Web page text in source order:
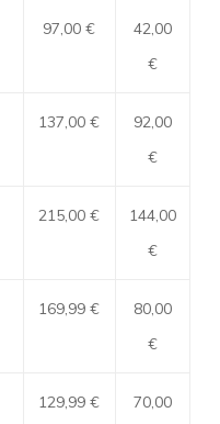
97,00 €
42,00
€
137,00 €
92,00
€
215,00 €
144,00
€
169,99 €
80,00
€
129,99 €
70,00